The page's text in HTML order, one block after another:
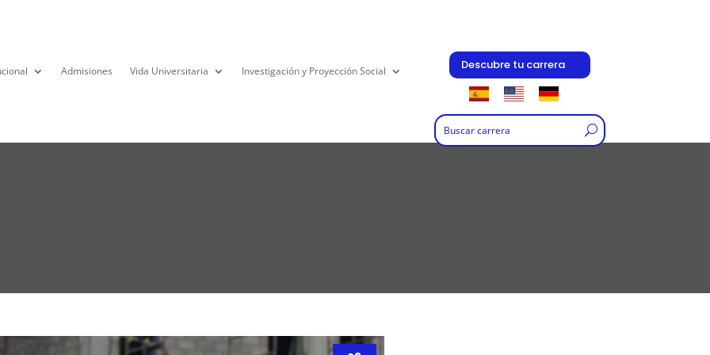
Admisiones Vida Universitaria Investigación y Proyección Social Descubre tu carrera